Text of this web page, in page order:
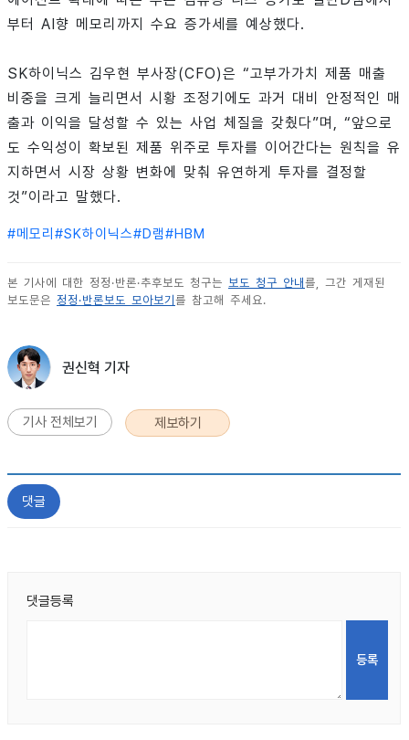
부터 AI향 메모리까지 수요 증가세를 예상했다.
SK하이닉스 김우현 부사장(CFO)은 “고부가가치 제품 매출
비중을 크게 늘리면서 시황 조정기에도 과거 대비 안정적인 매
출과 이익을 달성할 수 있는 사업 체질을 갖췄다”며, “앞으로
도 수익성이 확보된 제품 위주로 투자를 이어간다는 원칙을 유
지하면서 시장 상황 변화에 맞춰 유연하게 투자를 결정할
것”이라고 말했다.
#메모리 #SK하이닉스#D램#HBM
본 기사에 대한 정정·반론·추후보도 청구는 보도 청구 안내를, 그간 게재된
보도문은 정정·반론보도 모아보기를 참고해 주세요.
권신혁 기자
기사 전체보기 제보하기
댓글
댓글등록